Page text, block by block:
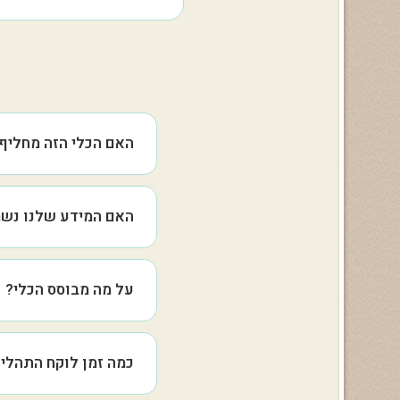
האם הכלי הזה מחליף
בעיות מתמשכות - פנו
האם המידע שלנו
על מה מבוסס הכלי?
(תקשורת לא אלימה). כל
כמה זמן לוקח